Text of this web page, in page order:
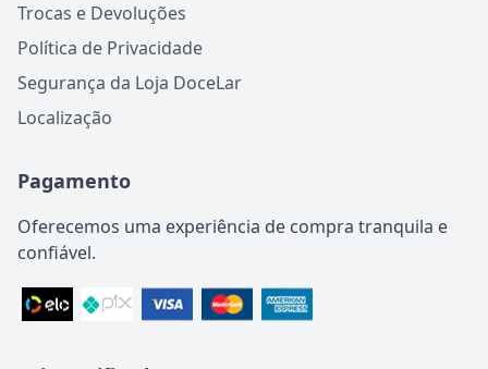
Trocas e Devoluções
Política de Privacidade
Segurança da Loja DoceLar
Localização
Pagamento
Oferecemos uma experiência de compra tranquila e
confiável.